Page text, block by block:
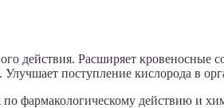
действия. Расширяет кровеносные
поступление кислорода в
фармакологическому действию и